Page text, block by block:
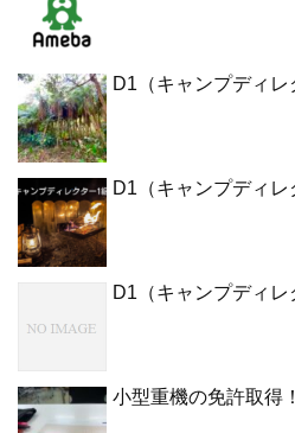
D1（キャンプディ
D1（キャンプディ
D1（キャンプディ
小型重機の免許取得！